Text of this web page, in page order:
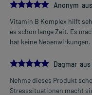
5.0Anonym
Vitamin B Komplex hilft
es schon lange Zeit. Es
hat keine Nebenwirkungen.
5.0
Dagmar
Nehme dieses Produkt
Stresssituationen macht